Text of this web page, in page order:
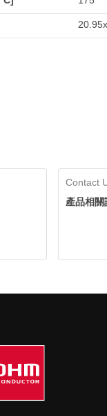
Contact
產品相關